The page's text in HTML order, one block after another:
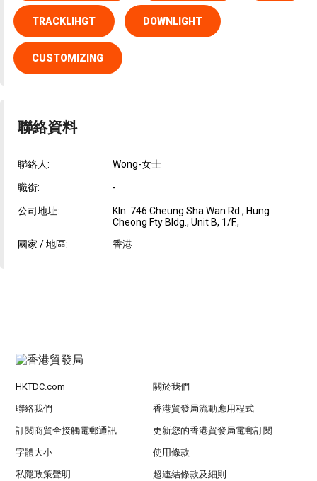
TRACKLIHGT DOWNLIGHT
CUSTOMIZING
聯絡資料
聯絡人: Wong-女士
職銜: -
公司地址:
Kln. 746 Cheung Sha Wan Rd., Hung
Cheong Fty Bldg., Unit B, 1/F.,
國家 / 地區:
香港
HKTDC.com 關於我們
聯絡我們 香港貿發局流動應用程式
訂閱商貿全接觸電郵通訊 更新您的香港貿發局電郵訂閱
字體大小 使用條款
私隱政策聲明 超連結條款及細則